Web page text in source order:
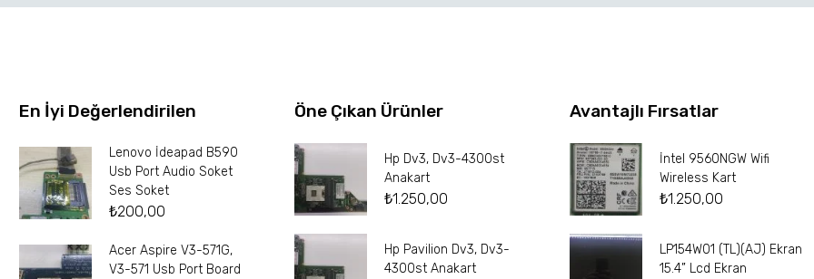
En İyi Değerlendirilen
Lenovo İdeapad B590
Usb Port Audio Soket
Ses Soket
₺200,00
Acer Aspire V3-571G,
V3-571 Usb Port Board
Öne Çıkan Ürünler
Hp Dv3, Dv3-4300st
Anakart
₺1.250,00
Hp Pavilion Dv3, Dv3-
4300st Anakart
Avantajlı Fırsatlar
İntel 9560NGW Wifi
Wireless Kart
₺1.250,00
LP154W01 (TL)(AJ) Ekran
15.4” Lcd Ekran